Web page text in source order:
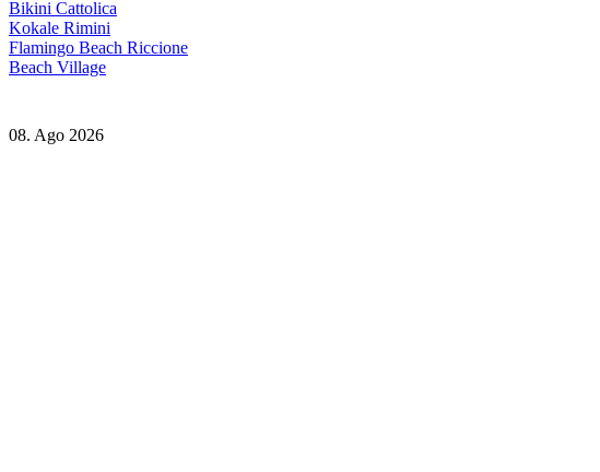
Bikini Cattolica
Kokale Rimini
Flamingo Beach Riccione
Beach Village
08. Ago 2026